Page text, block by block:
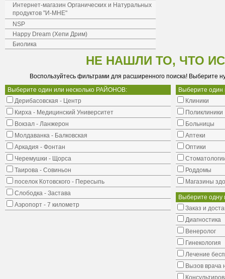
Интернет-магазин Органических и Натуральных
продуктов "И-МНЕ"
NSP
Happy Dream (Хепи Дрим)
Биолика
НЕ НАШЛИ ТО, ЧТО
Воспользуйтесь фильтрами для расширенного поиска! Выберите
Выберите один или несколько РАЙОНОВ:
Дерибасовская - Центр
Кирха - Медицинский Университет
Вокзал - Ланжерон
Молдаванка - Балковская
Аркадия - Фонтан
Черемушки - Щорса
Таирова - Совиньон
поселок Котовского - Пересыпь
Слободка - Застава
Аэропорт - 7 километр
Выберите
Клиники
Поликлиники
Больницы
Аптеки
Оптики
Роддомы
Магазины
Выберите одну
Заказ и
Диагностика
Венеролог
Гинекология
Лечение
Вызов врача